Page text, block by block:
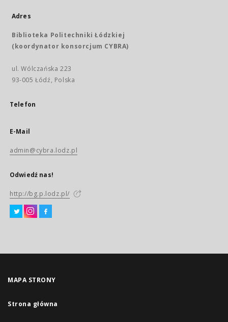
Adres
Biblioteka Politechniki Łódzkiej
(koordynator konsorcjum CYBRA)
ul. Wólczańska 223
93-005 Łódź, Polska
Telefon
E-Mail
admin@cybra.lodz.pl
Odwiedź nas!
http://bg.p.lodz.pl/
MAPA STRONY
Strona główna